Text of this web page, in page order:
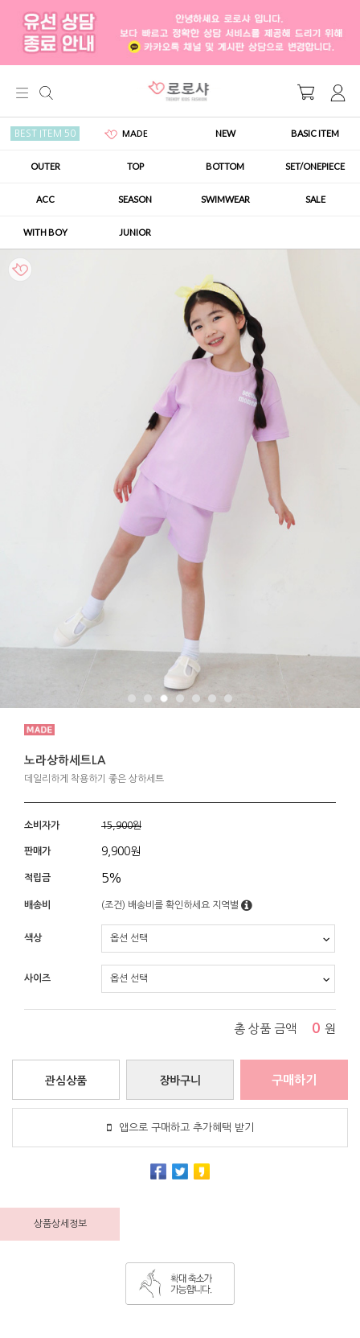
BEST ITEM 50 MADE NEW BASIC ITEM
OUTER TOP BOTTOM SET/ONEPIECE
ACC SEASON SWIMWEAR SALE
WITH BOY JUNIOR
노라상하세트LA
데일리하게 착용하기 좋은 상하세트
소비자가 15,900원
판매가 9,900원
적립금 5%
배송비 (조건) 배송비를 확인하세요 지역별
색상
사이즈
총 상품 금액 0 원
장바구니
관심상품 구매하기
앱으로 구매하고 추가혜택 받기
상품상세정보